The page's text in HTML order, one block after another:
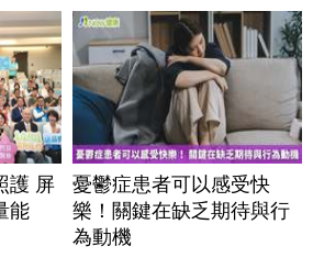
護 屏
能
憂鬱症患者可以感受快
樂！關鍵在缺乏期待與行
為動機